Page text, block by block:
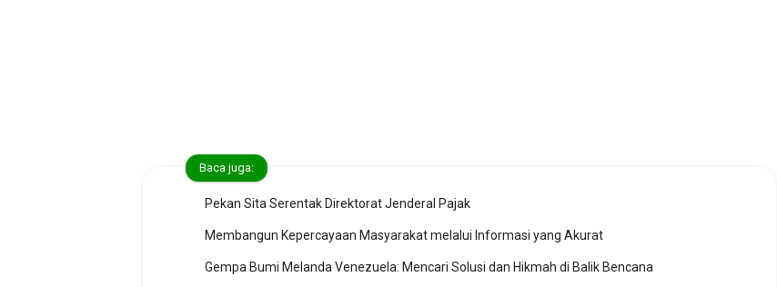
Baca juga:
Pekan Sita Serentak Direktorat Jenderal Pajak
Membangun Kepercayaan Masyarakat melalui Informasi yang Akurat
Gempa Bumi Melanda Venezuela: Mencari Solusi dan Hikmah di Balik Bencana